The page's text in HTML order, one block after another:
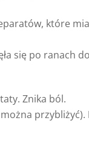
które
się po ranach
Znika ból.